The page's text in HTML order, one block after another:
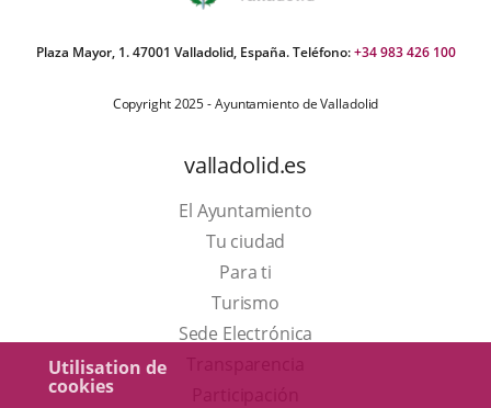
Utilisation de
cookies
Plaza Mayor, 1. 47001 Valladolid, España. Teléfono:+34 983 426 100
Copyright 2025 - Ayuntamiento de Valladolid
valladolid.es
El Ayuntamiento
Tu ciudad
Para ti
TurismoEste
enlace
Sede Electrónica